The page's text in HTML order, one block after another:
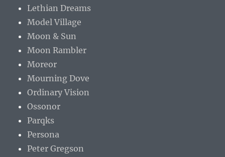
Lethian Dreams
Model Village
Moon & Sun
Moon Rambler
Moreor
Mourning Dove
Ordinary Vision
Ossonor
Parqks
Persona
Peter Gregson